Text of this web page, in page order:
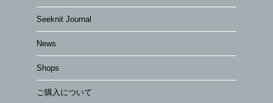
Seeknit Journal
News
Shops
ご購入について